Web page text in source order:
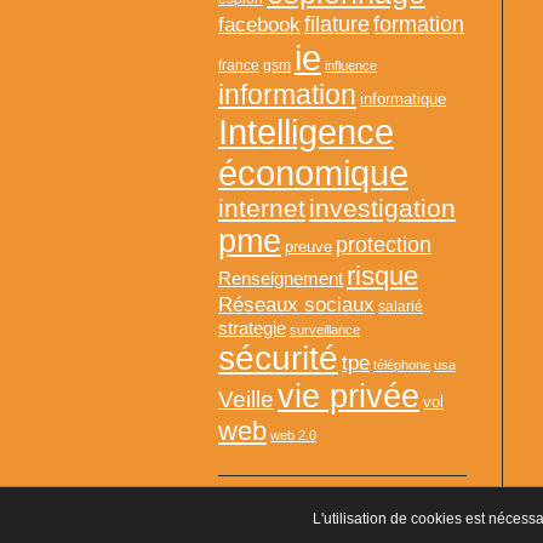
facebookfilatureformation
france gsm ie influence
information informatique
Intelligence
économique
internetinvestigation
pme preuve protection
Renseignement risque
Réseaux sociaux salarié
strategie surveillance
sécurité tpe téléphone usa
Veillevie privée vol
web web 2.0
L'utilisation de cookies est